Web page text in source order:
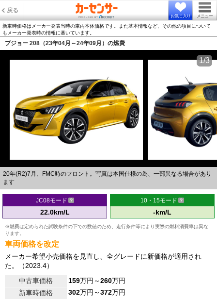
戻る
お気に入り メニュー
新車時価格はメーカー発表当時の車両本体価格です。また基本情報など、その他の項目について
もメーカー発表時の情報に基いています。
プジョー 208（23年04月～24年09月）の燃費
20年(R2)7月、FMC時のフロント。写真は本国仕様の為、一部異なる場合があり
ます
1/3
JC08モード
22.0km/L
10・15モード
-km/L
※燃費は定められた試験条件の下での数値のため、走行条件等により実際の燃料消費率は異な
ります。
車両価格を改定
メーカー希望小売価格を見直し、全グレードに新価格が適用され
た。（2023.4）
中古車価格
159万円～260万円
新車時価格
302万円～372万円